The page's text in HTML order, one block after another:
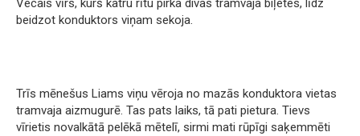
Vecais vīrs, kurš katru rītu pirka divas tramvaja biļetes, līdz
beidzot konduktors viņam sekoja.
Trīs mēnešus Liams viņu vēroja no mazās konduktora vietas
tramvaja aizmugurē. Tas pats laiks, tā pati pietura. Tievs
vīrietis novalkātā pelēkā mētelī, sirmi mati rūpīgi saķemmēti